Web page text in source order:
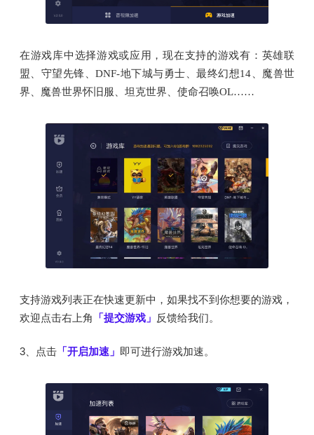
在游戏库中选择游戏或应用，现在支持的游戏有：英雄联
盟、守望先锋、DNF-地下城与勇士、最终幻想14、魔兽世
界、魔兽世界怀旧服、坦克世界、使命召唤OL……
支持游戏列表正在快速更新中，如果找不到你想要的游戏，
欢迎点击右上角
「提交游戏」 反馈给我们。
3、点击 「开启加速」 即可进行游戏加速。